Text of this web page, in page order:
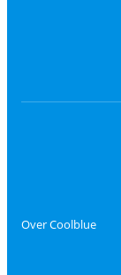
Over Coolblue